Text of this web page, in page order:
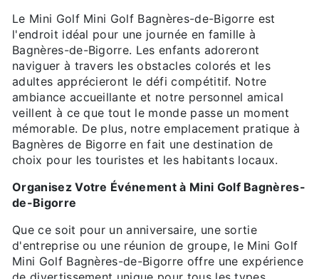
Le Mini Golf Mini Golf Bagnères-de-Bigorre est
l'endroit idéal pour une journée en famille à
Bagnères-de-Bigorre. Les enfants adoreront
naviguer à travers les obstacles colorés et les
adultes apprécieront le défi compétitif. Notre
ambiance accueillante et notre personnel amical
veillent à ce que tout le monde passe un moment
mémorable. De plus, notre emplacement pratique à
Bagnères de Bigorre en fait une destination de
choix pour les touristes et les habitants locaux.
Organisez Votre Événement à Mini Golf Bagnères-
de-Bigorre
Que ce soit pour un anniversaire, une sortie
d'entreprise ou une réunion de groupe, le Mini Golf
Mini Golf Bagnères-de-Bigorre offre une expérience